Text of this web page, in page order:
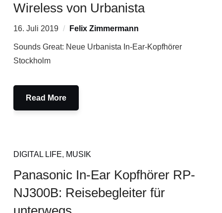
Wireless von Urbanista
16. Juli 2019 Felix Zimmermann
Sounds Great: Neue Urbanista In-Ear-Kopfhörer
Stockholm
Read More
DIGITAL LIFE, MUSIK
Panasonic In-Ear Kopfhörer RP-
NJ300B: Reisebegleiter für